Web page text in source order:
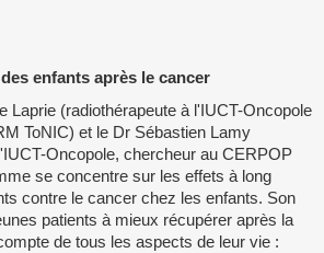
enfants après le cancer
Laprie (radiothérapeute à l'IUCT-Oncopole
ToNIC) et le Dr Sébastien Lamy
Oncopole, chercheur au CERPOP
se concentre sur les effets à long
contre le cancer chez les enfants. Son
patients à mieux récupérer après la
de tous les aspects de leur vie :